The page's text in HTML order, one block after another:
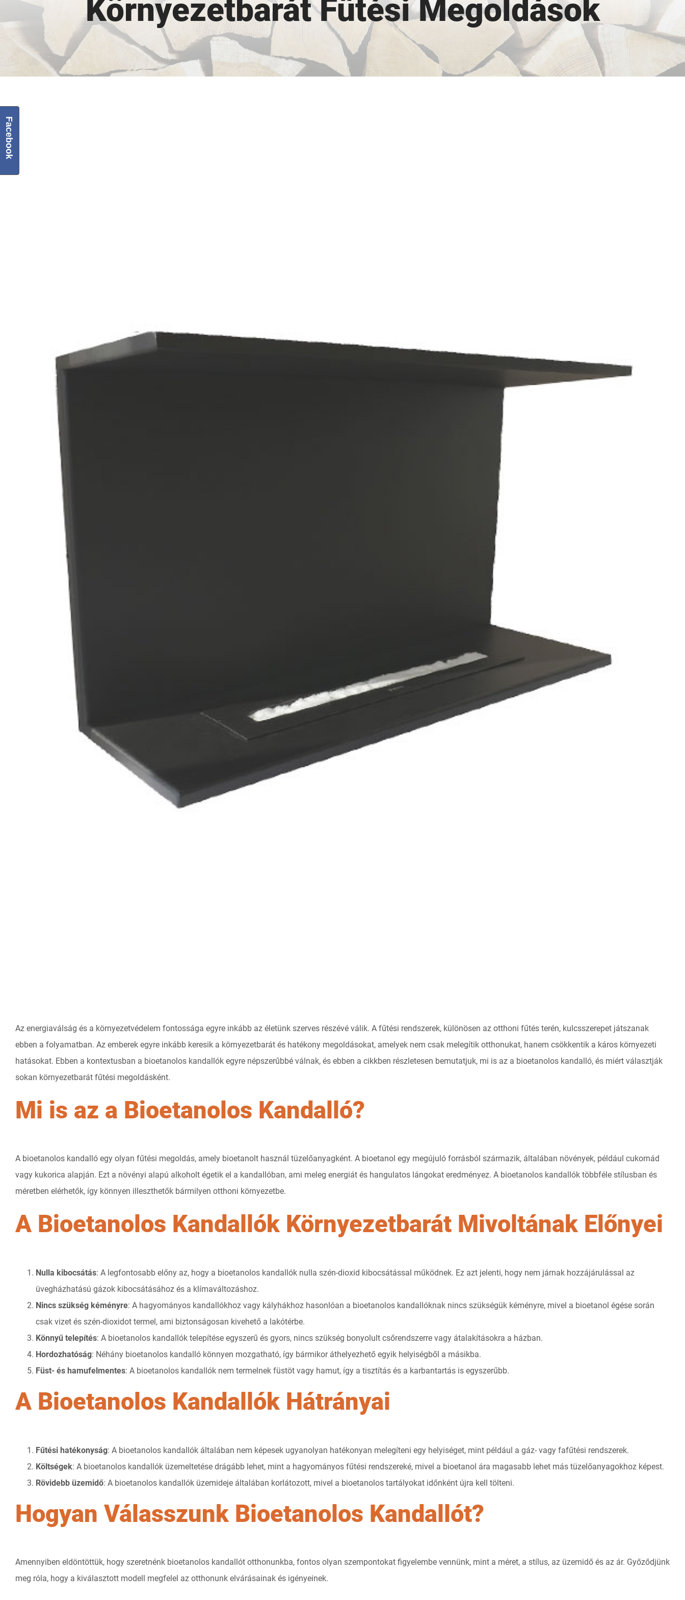
Környezetbarát Fűtési Megoldások
Image
Az energiaválság és a környezetvédelem fontossága egyre inkább az életünk szerves részévé válik. A fűtési rendszerek, különösen az otthoni fűtés terén, kulcsszerepet játszanak
ebben a folyamatban. Az emberek egyre inkább keresik a környezetbarát és hatékony megoldásokat, amelyek nem csak melegítik otthonukat, hanem csökkentik a káros környezeti
hatásokat. Ebben a kontextusban a bioetanolos kandallók egyre népszerűbbé válnak, és ebben a cikkben részletesen bemutatjuk, mi is az a bioetanolos kandalló, és miért választják
sokan környezetbarát fűtési megoldásként.
Mi is az a Bioetanolos Kandalló?
A bioetanolos kandalló egy olyan fűtési megoldás, amely bioetanolt használ tüzelőanyagként. A bioetanol egy megújuló forrásból származik, általában növények, például cukornád
vagy kukorica alapján. Ezt a növényi alapú alkoholt égetik el a kandallóban, ami meleg energiát és hangulatos lángokat eredményez. A bioetanolos kandallók többféle stílusban és
méretben elérhetők, így könnyen illeszthetők bármilyen otthoni környezetbe.
A Bioetanolos Kandallók Környezetbarát Mivoltának Előnyei
Nulla kibocsátás: A legfontosabb előny az, hogy a bioetanolos kandallók nulla szén-dioxid kibocsátással működnek. Ez azt jelenti, hogy nem járnak hozzájárulással az
üvegházhatású gázok kibocsátásához és a klímaváltozáshoz.
Nincs szükség kéményre: A hagyományos kandallókhoz vagy kályhákhoz hasonlóan a bioetanolos kandallóknak nincs szükségük kéményre, mivel a bioetanol égése során
csak vizet és szén-dioxidot termel, ami biztonságosan kivehető a lakótérbe.
Könnyű telepítés: A bioetanolos kandallók telepítése egyszerű és gyors, nincs szükség bonyolult csőrendszerre vagy átalakításokra a házban.
Hordozhatóság: Néhány bioetanolos kandalló könnyen mozgatható, így bármikor áthelyezhető egyik helyiségből a másikba.
Füst- és hamufelmentes: A bioetanolos kandallók nem termelnek füstöt vagy hamut, így a tisztítás és a karbantartás is egyszerűbb.
A Bioetanolos Kandallók Hátrányai
Fűtési hatékonyság: A bioetanolos kandallók általában nem képesek ugyanolyan hatékonyan melegíteni egy helyiséget, mint például a gáz- vagy fafűtési rendszerek.
Költségek: A bioetanolos kandallók üzemeltetése drágább lehet, mint a hagyományos fűtési rendszereké, mivel a bioetanol ára magasabb lehet más tüzelőanyagokhoz képest.
Rövidebb üzemidő: A bioetanolos kandallók üzemideje általában korlátozott, mivel a bioetanolos tartályokat időnként újra kell tölteni.
Hogyan Válasszunk Bioetanolos Kandallót?
Amennyiben eldöntöttük, hogy szeretnénk bioetanolos kandallót otthonunkba, fontos olyan szempontokat figyelembe vennünk, mint a méret, a stílus, az üzemidő és az ár. Győződjünk
meg róla, hogy a kiválasztott modell megfelel az otthonunk elvárásainak és igényeinek.
Facebook